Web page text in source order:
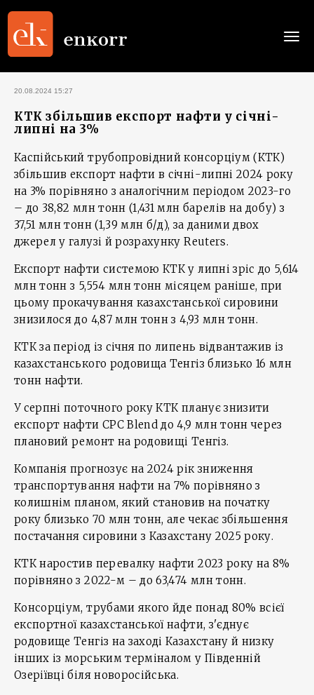
20.08.2024 15:27
КТК збільшив експорт нафти у січні-
липні на 3%
Каспійський трубопровідний консорціум (КТК)
збільшив експорт нафти в січні-липні 2024 року
на 3% порівняно з аналогічним періодом 2023-го
– до 38,82 млн тонн (1,431 млн барелів на добу) з
37,51 млн тонн (1,39 млн б/д), за даними двох
джерел у галузі й розрахунку Reuters.
Експорт нафти системою КТК у липні зріс до 5,614
млн тонн з 5,554 млн тонн місяцем раніше, при
цьому прокачування казахстанської сировини
знизилося до 4,87 млн тонн з 4,93 млн тонн.
КТК за період із січня по липень відвантажив із
казахстанського родовища Тенгіз близько 16 млн
тонн нафти.
У серпні поточного року КТК планує знизити
експорт нафти CPC Blend до 4,9 млн тонн через
плановий ремонт на родовищі Тенгіз.
Компанія прогнозує на 2024 рік зниження
транспортування нафти на 7% порівняно з
колишнім планом, який становив на початку
року близько 70 млн тонн, але чекає збільшення
постачання сировини з Казахстану 2025 року.
КТК наростив перевалку нафти 2023 року на 8%
порівняно з 2022-м – до 63,474 млн тонн.
Консорціум, трубами якого йде понад 80% всієї
експортної казахстанської нафти, з'єднує
родовище Тенгіз на заході Казахстану й низку
інших із морським терміналом у Південній
Озеріївці біля новоросійська.